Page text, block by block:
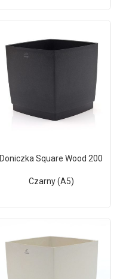
Doniczka Square Wood 200
Czarny (A5)